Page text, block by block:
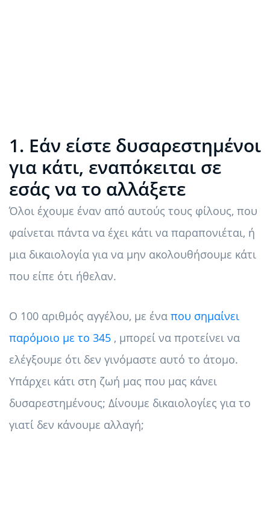
1. Εάν είστε δυσαρεστημένοι
για κάτι, εναπόκειται σε
εσάς να το αλλάξετε
Όλοι έχουμε έναν από αυτούς τους φίλους, που
φαίνεται πάντα να έχει κάτι να παραπονιέται, ή
μια δικαιολογία για να μην ακολουθήσουμε κάτι
που είπε ότι ήθελαν.
Ο 100 αριθμός αγγέλου, με ένα που σημαίνει
παρόμοιο με το 345 , μπορεί να προτείνει να
ελέγξουμε ότι δεν γινόμαστε αυτό το άτομο.
Υπάρχει κάτι στη ζωή μας που μας κάνει
δυσαρεστημένους; Δίνουμε δικαιολογίες για το
γιατί δεν κάνουμε αλλαγή;